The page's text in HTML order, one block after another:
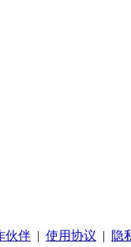
伙伴 | 使用协议 |
隐